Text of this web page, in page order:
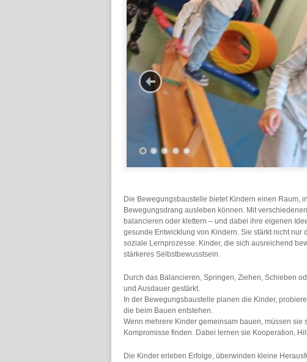
Die Bewegungsbaustelle bietet Kindern einen Raum,
Bewegungsdrang ausleben können. Mit
balancieren oder klettern – und dabei ihre eigenen
gesunde Entwicklung von Kindern. Sie stärkt nicht nur
soziale Lernprozesse. Kinder, die sich ausreichend
stärkeres Selbstbewusstsein.
Durch das Balancieren, Springen, Ziehen, Schieben
und Ausdauer gestärkt.
In der Bewegungsbaustelle planen die Kinder,
die beim Bauen entstehen.
Wenn mehrere Kinder gemeinsam bauen, müssen
Kompromisse finden. Dabei lernen sie Kooperation,
Die Kinder erleben Erfolge, überwinden kleine